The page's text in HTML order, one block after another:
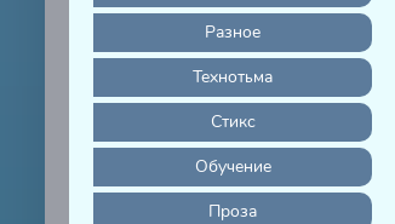
Разное
Технотьма
Стикс
Обучение
Проза